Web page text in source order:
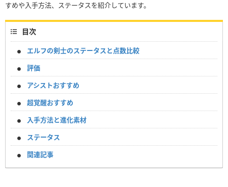
すめや入手方法、ステータスを紹介しています。
目次
エルフの剣士のステータスと点数比較
評価
アシストおすすめ
超覚醒おすすめ
入手方法と進化素材
ステータス
関連記事